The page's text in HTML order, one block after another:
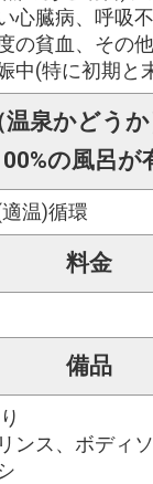
心臓病、呼吸
の貧血、その
中(特に初期と
温泉かどう
の風呂が
温)循環
料金
備品
ンス、ボディ